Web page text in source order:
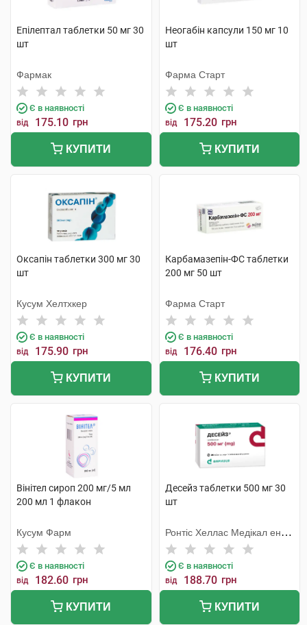
Епілептал таблетки 50 мг 30
шт
Фармак
Є в наявності
від 175.10 грн
КУПИТИ
Неогабін капсули 150 мг 10
шт
Фарма Старт
Є в наявності
від 175.20 грн
КУПИТИ
Оксапін таблетки 300 мг 30
шт
Кусум Хелтхкер
Є в наявності
від 175.90 грн
КУПИТИ
Карбамазепін-ФС таблетки
200 мг 50 шт
Фарма Старт
Є в наявності
від 176.40 грн
КУПИТИ
Вінітел сироп 200 мг/5 мл
200 мл 1 флакон
Кусум Фарм
Є в наявності
від 182.60 грн
КУПИТИ
Десейз таблетки 500 мг 30
шт
Ронтіс Хеллас Медікал енд
Фармасьютікал Продактс
С.А.
Є в наявності
від 188.70 грн
КУПИТИ